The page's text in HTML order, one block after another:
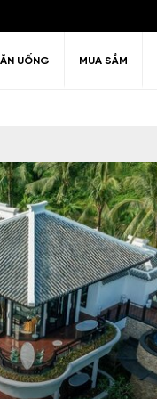
ĂN UỐNG MUA SẮM
giãn Thiên nhiên